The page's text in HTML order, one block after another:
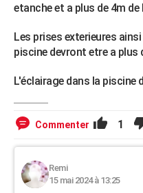
etanche et a plus de 4m de
Les prises exterieures
piscine devront etre a plus
L'éclairage dans la piscine
Commenter 1
Remi
15 mai 2024 à 13:25